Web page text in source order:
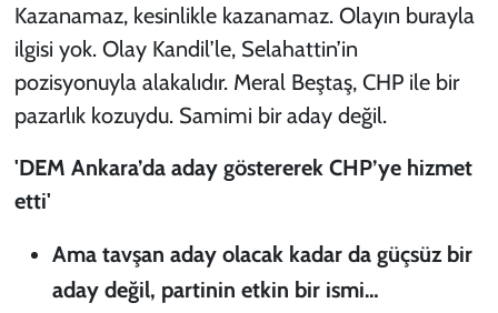
Kazanamaz, kesinlikle kazanamaz. Olayın burayla
ilgisi yok. Olay Kandil’le, Selahattin’in
pozisyonuyla alakalıdır. Meral Beştaş, CHP ile bir
pazarlık kozuydu. Samimi bir aday değil.
'DEM Ankara’da aday göstererek CHP’ye hizmet
etti'
Ama tavşan aday olacak kadar da güçsüz bir
aday değil, partinin etkin bir ismi…